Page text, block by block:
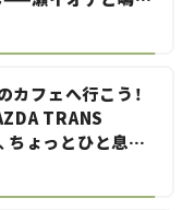
でざっくばらんば
カフェへ行こう！
TRANS
ちょっとひと息。
とクルマでどうす